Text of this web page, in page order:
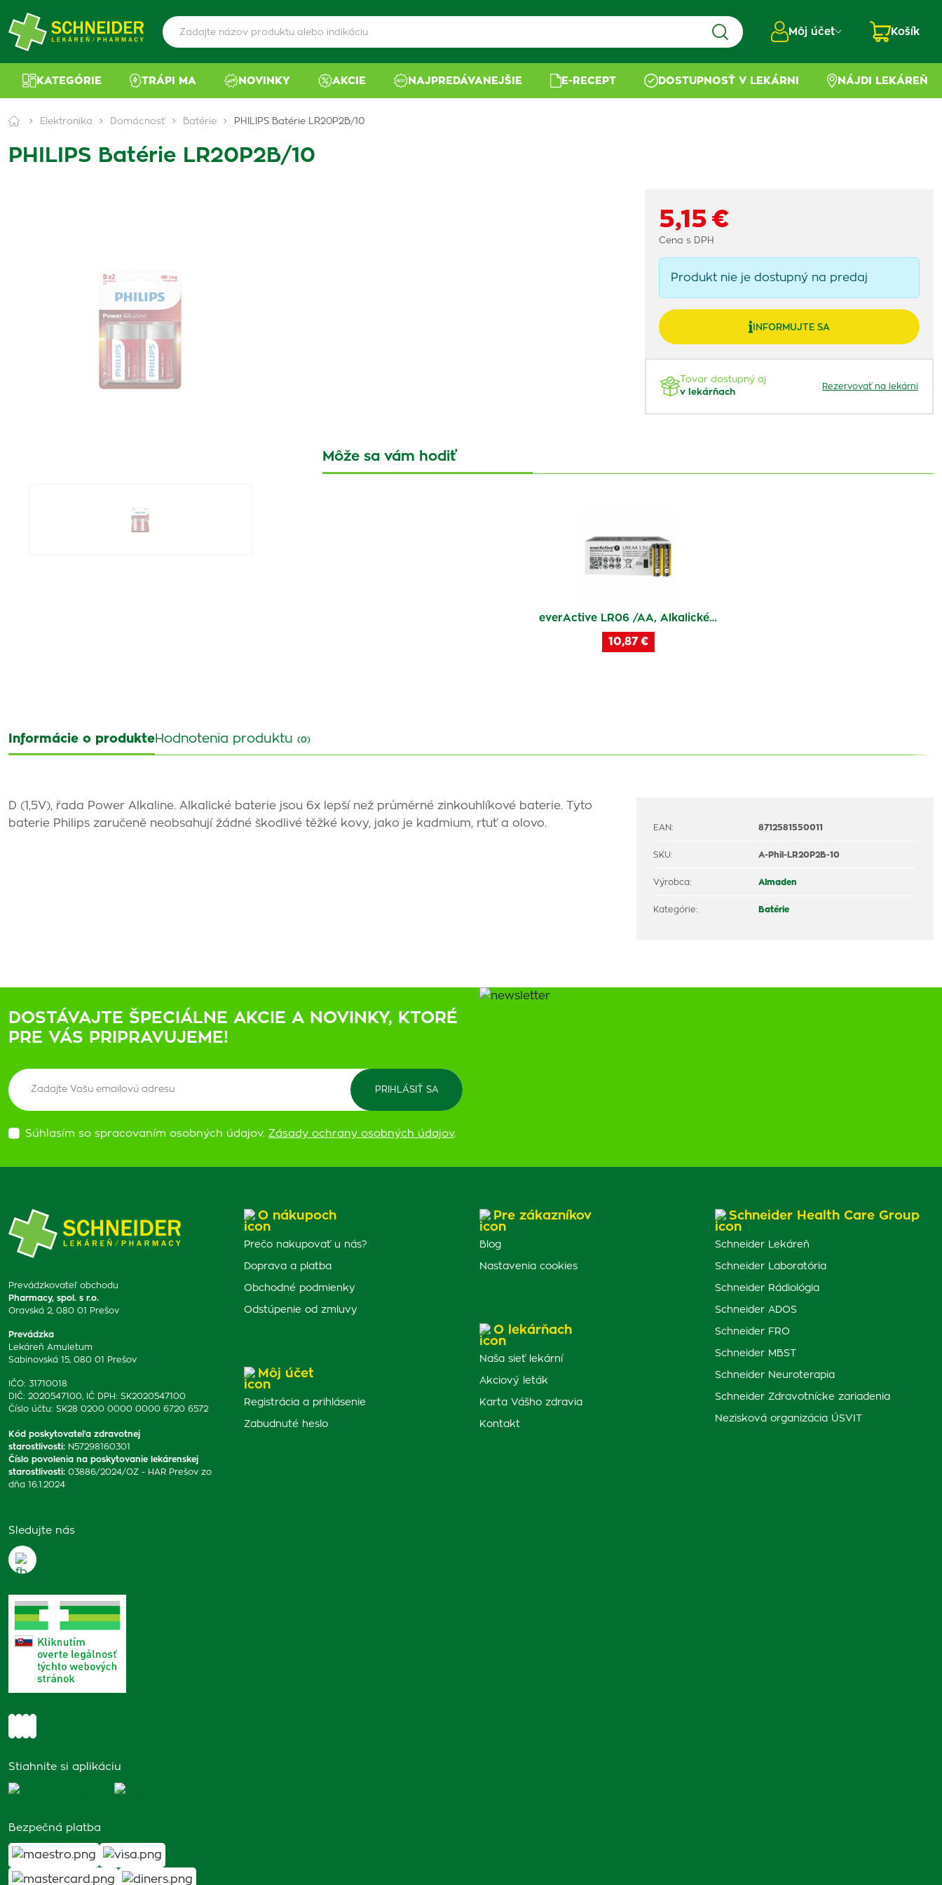
Môj účet Košík
KATEGÓRIE TRÁPI MA NOVINKY AKCIE NAJPREDÁVANEJŠIE E-RECEPT DOSTUPNOSŤ V LEKÁRNI NÁJDI LEKÁREŇ
Elektronika Domácnosť Batérie PHILIPS Batérie LR20P2B/10
PHILIPS Batérie LR20P2B/10
5,15 €
Cena s DPH
Produkt nie je dostupný na predaj
INFORMUJTE SA
Tovar dostupný aj
v lekárňach
Rezervovať na lekárni
Môže sa vám hodiť
everActive LR06 /AA, Alkalické…
10,87 €
Informácie o produkteHodnotenia produktu (0)
D (1,5V), řada Power Alkaline. Alkalické baterie jsou 6x lepší než průměrné zinkouhlíkové baterie. Tyto
baterie Philips zaručeně neobsahují žádné škodlivé těžké kovy, jako je kadmium, rtuť a olovo.
EAN: 8712581550011
SKU: A-Phil-LR20P2B-10
Výrobca: Almaden
Kategórie: Batérie
DOSTÁVAJTE ŠPECIÁLNE AKCIE A NOVINKY, KTORÉ
PRE VÁS PRIPRAVUJEME!
Súhlasím so spracovaním osobných údajov. Zásady ochrany osobných údajov.
Prevádzkovateľ obchodu
Pharmacy, spol. s r.o.
Oravská 2, 080 01 Prešov
Prevádzka
Lekáreň Amuletum
Sabinovská 15, 080 01 Prešov
IČO: 31710018
DIČ: 2020547100, IČ DPH: SK2020547100
Číslo účtu: SK28 0200 0000 0000 6720 6572
Kód poskytovateľa zdravotnej
starostlivosti: N57298160301
Číslo povolenia na poskytovanie lekárenskej
starostlivosti: 03886/2024/OZ - HAR Prešov zo
dňa 16.1.2024
Sledujte nás
Stiahnite si aplikáciu
Bezpečná platba
O nákupoch
Prečo nakupovať u nás?
Doprava a platba
Obchodné podmienky
Odstúpenie od zmluvy
Môj účet
Registrácia a prihlásenie
Zabudnuté heslo
Pre zákazníkov
Blog
Nastavenia cookies
O lekárňach
Naša sieť lekární
Akciový leták
Karta Vášho zdravia
Kontakt
Schneider Health Care Group
Schneider Lekáreň
Schneider Laboratória
Schneider Rádiológia
Schneider ADOS
Schneider FRO
Schneider MBST
Schneider Neuroterapia
Schneider Zdravotnícke zariadenia
Nezisková organizácia ÚSVIT